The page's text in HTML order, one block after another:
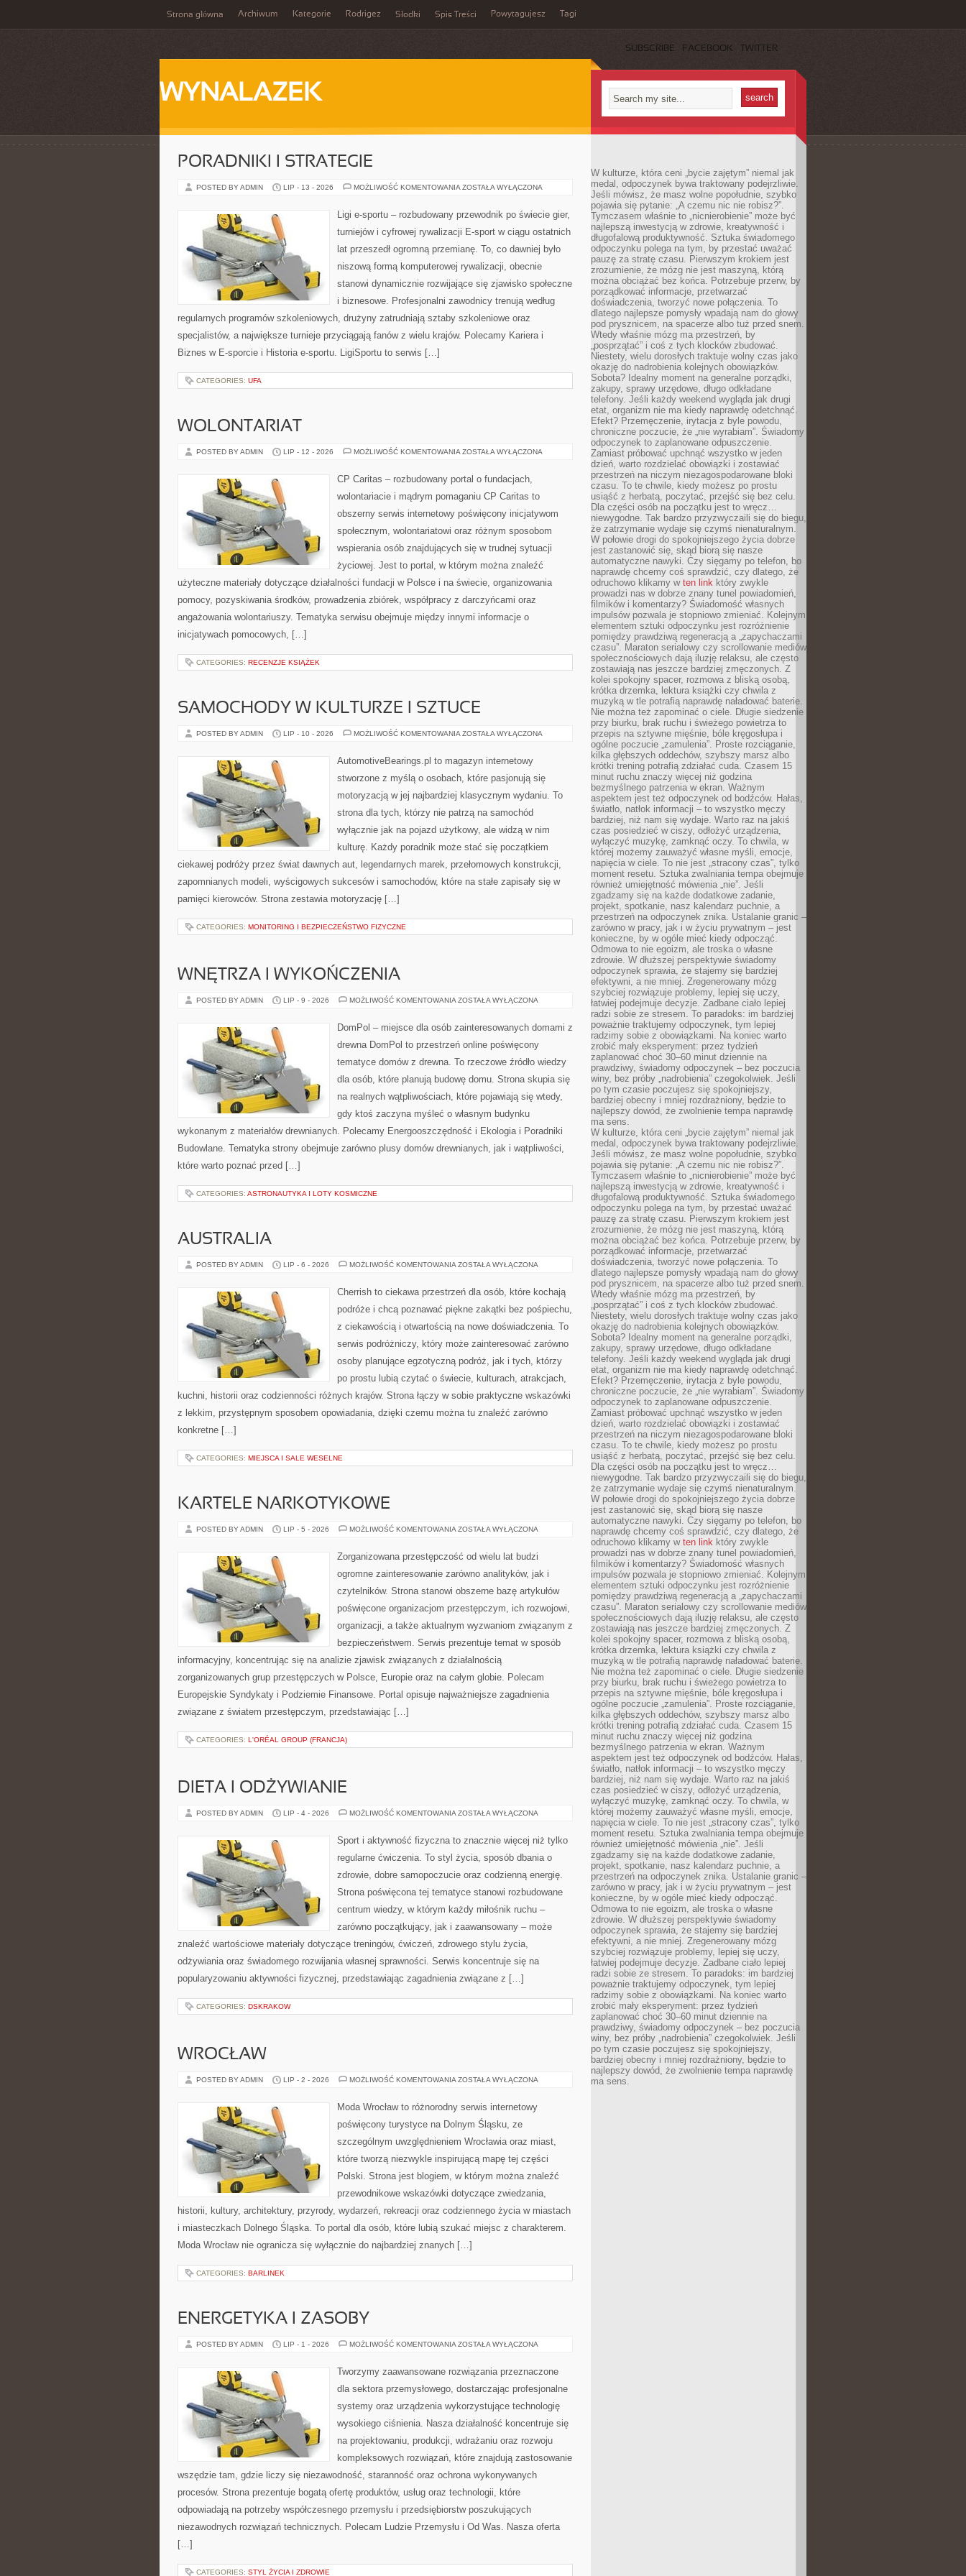
Strona główna Archiwum Kategorie Rodrigez Słodki Spis Treści Powytagujesz Tagi
SUBSCRIBE FACEBOOK TWITTER
WYNALAZEK
PORADNIKI I STRATEGIE
POSTED BY ADMIN LIP - 13 - 2026 MOŻLIWOŚĆ KOMENTOWANIA PORADNIKI
ZOSTAŁA WYŁĄCZONA
Ligi e-sportu – rozbudowany przewodnik po świecie gier,
turniejów i cyfrowej rywalizacji E-sport w ciągu ostatnich
lat przeszedł ogromną przemianę. To, co dawniej było
niszową formą komputerowej rywalizacji, obecnie
stanowi dynamicznie rozwijające się zjawisko społeczne
i biznesowe. Profesjonalni zawodnicy trenują według
regularnych programów szkoleniowych, drużyny zatrudniają sztaby szkoleniowe oraz
specjalistów, a największe turnieje przyciągają fanów z wielu krajów. Polecamy Kariera i
Biznes w E-sporcie i Historia e-sportu. LigiSportu to serwis […]
CATEGORIES: UFA
WOLONTARIAT
POSTED BY ADMIN LIP - 12 - 2026 MOŻLIWOŚĆ KOMENTOWANIA WOLONTARIAT
ZOSTAŁA WYŁĄCZONA
CP Caritas – rozbudowany portal o fundacjach,
wolontariacie i mądrym pomaganiu CP Caritas to
obszerny serwis internetowy poświęcony inicjatywom
społecznym, wolontariatowi oraz różnym sposobom
wspierania osób znajdujących się w trudnej sytuacji
życiowej. Jest to portal, w którym można znaleźć
użyteczne materiały dotyczące działalności fundacji w Polsce i na świecie, organizowania
pomocy, pozyskiwania środków, prowadzenia zbiórek, współpracy z darczyńcami oraz
angażowania wolontariuszy. Tematyka serwisu obejmuje między innymi informacje o
inicjatywach pomocowych, […]
CATEGORIES: RECENZJE KSIĄŻEK
SAMOCHODY W KULTURZE I SZTUCE
POSTED BY ADMIN LIP - 10 - 2026 MOŻLIWOŚĆ KOMENTOWANIA SAMOCHODY
SZTUCE
ZOSTAŁA WYŁĄCZONA
AutomotiveBearings.pl to magazyn internetowy
stworzone z myślą o osobach, które pasjonują się
motoryzacją w jej najbardziej klasycznym wydaniu. To
strona dla tych, którzy nie patrzą na samochód
wyłącznie jak na pojazd użytkowy, ale widzą w nim
kulturę. Każdy poradnik może stać się początkiem
ciekawej podróży przez świat dawnych aut, legendarnych marek, przełomowych konstrukcji,
zapomnianych modeli, wyścigowych sukcesów i samochodów, które na stałe zapisały się w
pamięci kierowców. Strona zestawia motoryzację […]
CATEGORIES: MONITORING I BEZPIECZEŃSTWO FIZYCZNE
WNĘTRZA I WYKOŃCZENIA
POSTED BY ADMIN LIP - 9 - 2026 MOŻLIWOŚĆ KOMENTOWANIA WNĘTRZA
ZOSTAŁA WYŁĄCZONA
DomPol – miejsce dla osób zainteresowanych domami z
drewna DomPol to przestrzeń online poświęcony
tematyce domów z drewna. To rzeczowe źródło wiedzy
dla osób, które planują budowę domu. Strona skupia się
na realnych wątpliwościach, które pojawiają się wtedy,
gdy ktoś zaczyna myśleć o własnym budynku
wykonanym z materiałów drewnianych. Polecamy Energooszczędność i Ekologia i Poradniki
Budowlane. Tematyka strony obejmuje zarówno plusy domów drewnianych, jak i wątpliwości,
które warto poznać przed […]
CATEGORIES: ASTRONAUTYKA I LOTY KOSMICZNE
AUSTRALIA
POSTED BY ADMIN LIP - 6 - 2026 MOŻLIWOŚĆ KOMENTOWANIA AUSTRALIA
ZOSTAŁA WYŁĄCZONA
Cherrish to ciekawa przestrzeń dla osób, które kochają
podróże i chcą poznawać piękne zakątki bez pośpiechu,
z ciekawością i otwartością na nowe doświadczenia. To
serwis podróżniczy, który może zainteresować zarówno
osoby planujące egzotyczną podróż, jak i tych, którzy
po prostu lubią czytać o świecie, kulturach, atrakcjach,
kuchni, historii oraz codzienności różnych krajów. Strona łączy w sobie praktyczne wskazówki
z lekkim, przystępnym sposobem opowiadania, dzięki czemu można tu znaleźć zarówno
konkretne […]
CATEGORIES: MIEJSCA I SALE WESELNE
KARTELE NARKOTYKOWE
POSTED BY ADMIN LIP - 5 - 2026 MOŻLIWOŚĆ KOMENTOWANIA KARTELE
ZOSTAŁA WYŁĄCZONA
Zorganizowana przestępczość od wielu lat budzi
ogromne zainteresowanie zarówno analityków, jak i
czytelników. Strona stanowi obszerne bazę artykułów
poświęcone organizacjom przestępczym, ich rozwojowi,
organizacji, a także aktualnym wyzwaniom związanym z
bezpieczeństwem. Serwis prezentuje temat w sposób
informacyjny, koncentrując się na analizie zjawisk związanych z działalnością
zorganizowanych grup przestępczych w Polsce, Europie oraz na całym globie. Polecam
Europejskie Syndykaty i Podziemie Finansowe. Portal opisuje najważniejsze zagadnienia
związane z światem przestępczym, przedstawiając […]
CATEGORIES: L'ORÉAL GROUP (FRANCJA)
DIETA I ODŻYWIANIE
POSTED BY ADMIN LIP - 4 - 2026 MOŻLIWOŚĆ KOMENTOWANIA DIETA
ZOSTAŁA WYŁĄCZONA
Sport i aktywność fizyczna to znacznie więcej niż tylko
regularne ćwiczenia. To styl życia, sposób dbania o
zdrowie, dobre samopoczucie oraz codzienną energię.
Strona poświęcona tej tematyce stanowi rozbudowane
centrum wiedzy, w którym każdy miłośnik ruchu –
zarówno początkujący, jak i zaawansowany – może
znaleźć wartościowe materiały dotyczące treningów, ćwiczeń, zdrowego stylu życia,
odżywiania oraz świadomego rozwijania własnej sprawności. Serwis koncentruje się na
popularyzowaniu aktywności fizycznej, przedstawiając zagadnienia związane z […]
CATEGORIES: DSKRAKOW
WROCŁAW
POSTED BY ADMIN LIP - 2 - 2026 MOŻLIWOŚĆ KOMENTOWANIA WROCŁAW
ZOSTAŁA WYŁĄCZONA
Moda Wrocław to różnorodny serwis internetowy
poświęcony turystyce na Dolnym Śląsku, ze
szczególnym uwzględnieniem Wrocławia oraz miast,
które tworzą niezwykle inspirującą mapę tej części
Polski. Strona jest blogiem, w którym można znaleźć
przewodnikowe wskazówki dotyczące zwiedzania,
historii, kultury, architektury, przyrody, wydarzeń, rekreacji oraz codziennego życia w miastach
i miasteczkach Dolnego Śląska. To portal dla osób, które lubią szukać miejsc z charakterem.
Moda Wrocław nie ogranicza się wyłącznie do najbardziej znanych […]
CATEGORIES: BARLINEK
ENERGETYKA I ZASOBY
POSTED BY ADMIN LIP - 1 - 2026 MOŻLIWOŚĆ KOMENTOWANIA ENERGETYKA
ZOSTAŁA WYŁĄCZONA
Tworzymy zaawansowane rozwiązania przeznaczone
dla sektora przemysłowego, dostarczając profesjonalne
systemy oraz urządzenia wykorzystujące technologię
wysokiego ciśnienia. Nasza działalność koncentruje się
na projektowaniu, produkcji, wdrażaniu oraz rozwoju
kompleksowych rozwiązań, które znajdują zastosowanie
wszędzie tam, gdzie liczy się niezawodność, staranność oraz ochrona wykonywanych
procesów. Strona prezentuje bogatą ofertę produktów, usług oraz technologii, które
odpowiadają na potrzeby współczesnego przemysłu i przedsiębiorstw poszukujących
niezawodnych rozwiązań technicznych. Polecam Ludzie Przemysłu i Od Was. Nasza oferta
[…]
CATEGORIES: STYL ŻYCIA I ZDROWIE
W kulturze, która ceni „bycie zajętym” niemal jak
medal, odpoczynek bywa traktowany podejrzliwie.
Jeśli mówisz, że masz wolne popołudnie, szybko
pojawia się pytanie: „A czemu nic nie robisz?”.
Tymczasem właśnie to „nicnierobienie” może być
najlepszą inwestycją w zdrowie, kreatywność i
długofalową produktywność. Sztuka świadomego
odpoczynku polega na tym, by przestać uważać
pauzę za stratę czasu. Pierwszym krokiem jest
zrozumienie, że mózg nie jest maszyną, którą
można obciążać bez końca. Potrzebuje przerw, by
porządkować informacje, przetwarzać
doświadczenia, tworzyć nowe połączenia. To
dlatego najlepsze pomysły wpadają nam do głowy
pod prysznicem, na spacerze albo tuż przed snem.
Wtedy właśnie mózg ma przestrzeń, by
„posprzątać” i coś z tych klocków zbudować.
Niestety, wielu dorosłych traktuje wolny czas jako
okazję do nadrobienia kolejnych obowiązków.
Sobota? Idealny moment na generalne porządki,
zakupy, sprawy urzędowe, długo odkładane
telefony. Jeśli każdy weekend wygląda jak drugi
etat, organizm nie ma kiedy naprawdę odetchnąć.
Efekt? Przemęczenie, irytacja z byle powodu,
chroniczne poczucie, że „nie wyrabiam”. Świadomy
odpoczynek to zaplanowane odpuszczenie.
Zamiast próbować upchnąć wszystko w jeden
dzień, warto rozdzielać obowiązki i zostawiać
przestrzeń na niczym niezagospodarowane bloki
czasu. To te chwile, kiedy możesz po prostu
usiąść z herbatą, poczytać, przejść się bez celu.
Dla części osób na początku jest to wręcz…
niewygodne. Tak bardzo przyzwyczaili się do biegu,
że zatrzymanie wydaje się czymś nienaturalnym.
W połowie drogi do spokojniejszego życia dobrze
jest zastanowić się, skąd biorą się nasze
automatyczne nawyki. Czy sięgamy po telefon, bo
naprawdę chcemy coś sprawdzić, czy dlatego, że
odruchowo klikamy w ten link który zwykle
prowadzi nas w dobrze znany tunel powiadomień,
filmików i komentarzy? Świadomość własnych
impulsów pozwala je stopniowo zmieniać. Kolejnym
elementem sztuki odpoczynku jest rozróżnienie
pomiędzy prawdziwą regeneracją a „zapychaczami
czasu”. Maraton serialowy czy scrollowanie mediów
społecznościowych dają iluzję relaksu, ale często
zostawiają nas jeszcze bardziej zmęczonych. Z
kolei spokojny spacer, rozmowa z bliską osobą,
krótka drzemka, lektura książki czy chwila z
muzyką w tle potrafią naprawdę naładować baterie.
Nie można też zapominać o ciele. Długie siedzenie
przy biurku, brak ruchu i świeżego powietrza to
przepis na sztywne mięśnie, bóle kręgosłupa i
ogólne poczucie „zamulenia”. Proste rozciąganie,
kilka głębszych oddechów, szybszy marsz albo
krótki trening potrafią zdziałać cuda. Czasem 15
minut ruchu znaczy więcej niż godzina
bezmyślnego patrzenia w ekran. Ważnym
aspektem jest też odpoczynek od bodźców. Hałas,
światło, natłok informacji – to wszystko męczy
bardziej, niż nam się wydaje. Warto raz na jakiś
czas posiedzieć w ciszy, odłożyć urządzenia,
wyłączyć muzykę, zamknąć oczy. To chwila, w
której możemy zauważyć własne myśli, emocje,
napięcia w ciele. To nie jest „stracony czas”, tylko
moment resetu. Sztuka zwalniania tempa obejmuje
również umiejętność mówienia „nie”. Jeśli
zgadzamy się na każde dodatkowe zadanie,
projekt, spotkanie, nasz kalendarz puchnie, a
przestrzeń na odpoczynek znika. Ustalanie granic –
zarówno w pracy, jak i w życiu prywatnym – jest
konieczne, by w ogóle mieć kiedy odpocząć.
Odmowa to nie egoizm, ale troska o własne
zdrowie. W dłuższej perspektywie świadomy
odpoczynek sprawia, że stajemy się bardziej
efektywni, a nie mniej. Zregenerowany mózg
szybciej rozwiązuje problemy, lepiej się uczy,
łatwiej podejmuje decyzje. Zadbane ciało lepiej
radzi sobie ze stresem. To paradoks: im bardziej
poważnie traktujemy odpoczynek, tym lepiej
radzimy sobie z obowiązkami. Na koniec warto
zrobić mały eksperyment: przez tydzień
zaplanować choć 30–60 minut dziennie na
prawdziwy, świadomy odpoczynek – bez poczucia
winy, bez próby „nadrobienia” czegokolwiek. Jeśli
po tym czasie poczujesz się spokojniejszy,
bardziej obecny i mniej rozdrażniony, będzie to
najlepszy dowód, że zwolnienie tempa naprawdę
ma sens.
W kulturze, która ceni „bycie zajętym” niemal jak
medal, odpoczynek bywa traktowany podejrzliwie.
Jeśli mówisz, że masz wolne popołudnie, szybko
pojawia się pytanie: „A czemu nic nie robisz?”.
Tymczasem właśnie to „nicnierobienie” może być
najlepszą inwestycją w zdrowie, kreatywność i
długofalową produktywność. Sztuka świadomego
odpoczynku polega na tym, by przestać uważać
pauzę za stratę czasu. Pierwszym krokiem jest
zrozumienie, że mózg nie jest maszyną, którą
można obciążać bez końca. Potrzebuje przerw, by
porządkować informacje, przetwarzać
doświadczenia, tworzyć nowe połączenia. To
dlatego najlepsze pomysły wpadają nam do głowy
pod prysznicem, na spacerze albo tuż przed snem.
Wtedy właśnie mózg ma przestrzeń, by
„posprzątać” i coś z tych klocków zbudować.
Niestety, wielu dorosłych traktuje wolny czas jako
okazję do nadrobienia kolejnych obowiązków.
Sobota? Idealny moment na generalne porządki,
zakupy, sprawy urzędowe, długo odkładane
telefony. Jeśli każdy weekend wygląda jak drugi
etat, organizm nie ma kiedy naprawdę odetchnąć.
Efekt? Przemęczenie, irytacja z byle powodu,
chroniczne poczucie, że „nie wyrabiam”. Świadomy
odpoczynek to zaplanowane odpuszczenie.
Zamiast próbować upchnąć wszystko w jeden
dzień, warto rozdzielać obowiązki i zostawiać
przestrzeń na niczym niezagospodarowane bloki
czasu. To te chwile, kiedy możesz po prostu
usiąść z herbatą, poczytać, przejść się bez celu.
Dla części osób na początku jest to wręcz…
niewygodne. Tak bardzo przyzwyczaili się do biegu,
że zatrzymanie wydaje się czymś nienaturalnym.
W połowie drogi do spokojniejszego życia dobrze
jest zastanowić się, skąd biorą się nasze
automatyczne nawyki. Czy sięgamy po telefon, bo
naprawdę chcemy coś sprawdzić, czy dlatego, że
odruchowo klikamy w ten link który zwykle
prowadzi nas w dobrze znany tunel powiadomień,
filmików i komentarzy? Świadomość własnych
impulsów pozwala je stopniowo zmieniać. Kolejnym
elementem sztuki odpoczynku jest rozróżnienie
pomiędzy prawdziwą regeneracją a „zapychaczami
czasu”. Maraton serialowy czy scrollowanie mediów
społecznościowych dają iluzję relaksu, ale często
zostawiają nas jeszcze bardziej zmęczonych. Z
kolei spokojny spacer, rozmowa z bliską osobą,
krótka drzemka, lektura książki czy chwila z
muzyką w tle potrafią naprawdę naładować baterie.
Nie można też zapominać o ciele. Długie siedzenie
przy biurku, brak ruchu i świeżego powietrza to
przepis na sztywne mięśnie, bóle kręgosłupa i
ogólne poczucie „zamulenia”. Proste rozciąganie,
kilka głębszych oddechów, szybszy marsz albo
krótki trening potrafią zdziałać cuda. Czasem 15
minut ruchu znaczy więcej niż godzina
bezmyślnego patrzenia w ekran. Ważnym
aspektem jest też odpoczynek od bodźców. Hałas,
światło, natłok informacji – to wszystko męczy
bardziej, niż nam się wydaje. Warto raz na jakiś
czas posiedzieć w ciszy, odłożyć urządzenia,
wyłączyć muzykę, zamknąć oczy. To chwila, w
której możemy zauważyć własne myśli, emocje,
napięcia w ciele. To nie jest „stracony czas”, tylko
moment resetu. Sztuka zwalniania tempa obejmuje
również umiejętność mówienia „nie”. Jeśli
zgadzamy się na każde dodatkowe zadanie,
projekt, spotkanie, nasz kalendarz puchnie, a
przestrzeń na odpoczynek znika. Ustalanie granic –
zarówno w pracy, jak i w życiu prywatnym – jest
konieczne, by w ogóle mieć kiedy odpocząć.
Odmowa to nie egoizm, ale troska o własne
zdrowie. W dłuższej perspektywie świadomy
odpoczynek sprawia, że stajemy się bardziej
efektywni, a nie mniej. Zregenerowany mózg
szybciej rozwiązuje problemy, lepiej się uczy,
łatwiej podejmuje decyzje. Zadbane ciało lepiej
radzi sobie ze stresem. To paradoks: im bardziej
poważnie traktujemy odpoczynek, tym lepiej
radzimy sobie z obowiązkami. Na koniec warto
zrobić mały eksperyment: przez tydzień
zaplanować choć 30–60 minut dziennie na
prawdziwy, świadomy odpoczynek – bez poczucia
winy, bez próby „nadrobienia” czegokolwiek. Jeśli
po tym czasie poczujesz się spokojniejszy,
bardziej obecny i mniej rozdrażniony, będzie to
najlepszy dowód, że zwolnienie tempa naprawdę
ma sens.